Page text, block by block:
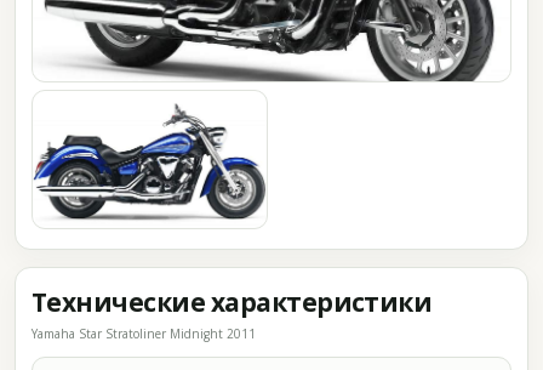
Технические характеристики
Yamaha Star Stratoliner Midnight 2011